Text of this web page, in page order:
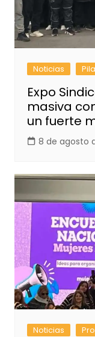
Noticias
Expo
masiva
un fuerte
8 de agosto
Noticias